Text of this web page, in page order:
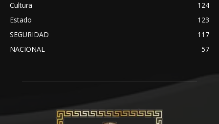
Cultura
124
Estado
123
SEGURIDAD
117
NACIONAL
57